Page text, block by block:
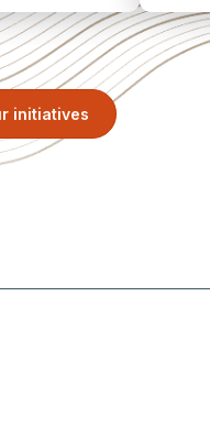
initiatives